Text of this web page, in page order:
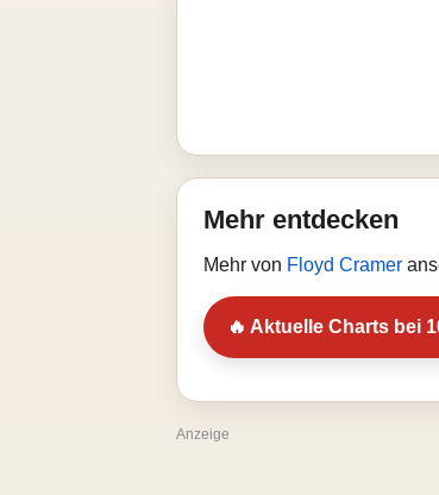
Mehr entdecken
Mehr von Floyd Cramer
🔥 Aktuelle Charts bei
Anzeige